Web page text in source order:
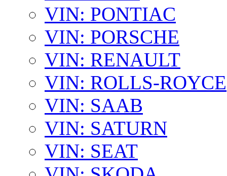
VIN: PONTIAC
VIN: PORSCHE
VIN: RENAULT
VIN: ROLLS-ROYCE
VIN: SAAB
VIN: SATURN
VIN: SEAT